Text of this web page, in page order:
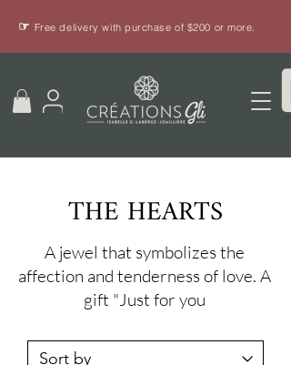
☞ Free delivery with purchase of $200 or more.
THE HEARTS
A jewel that symbolizes the
affection and tenderness of love. A
gift "Just for you